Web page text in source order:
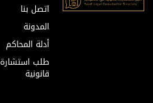
اتصل بنا
المدونة
أدلة المحاكم
طلب استشارة
قانونية